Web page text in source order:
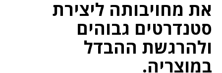
את מחויבותה ליצירת
סטנדרטים גבוהים
ולהרגשת ההבדל
במוצריה.